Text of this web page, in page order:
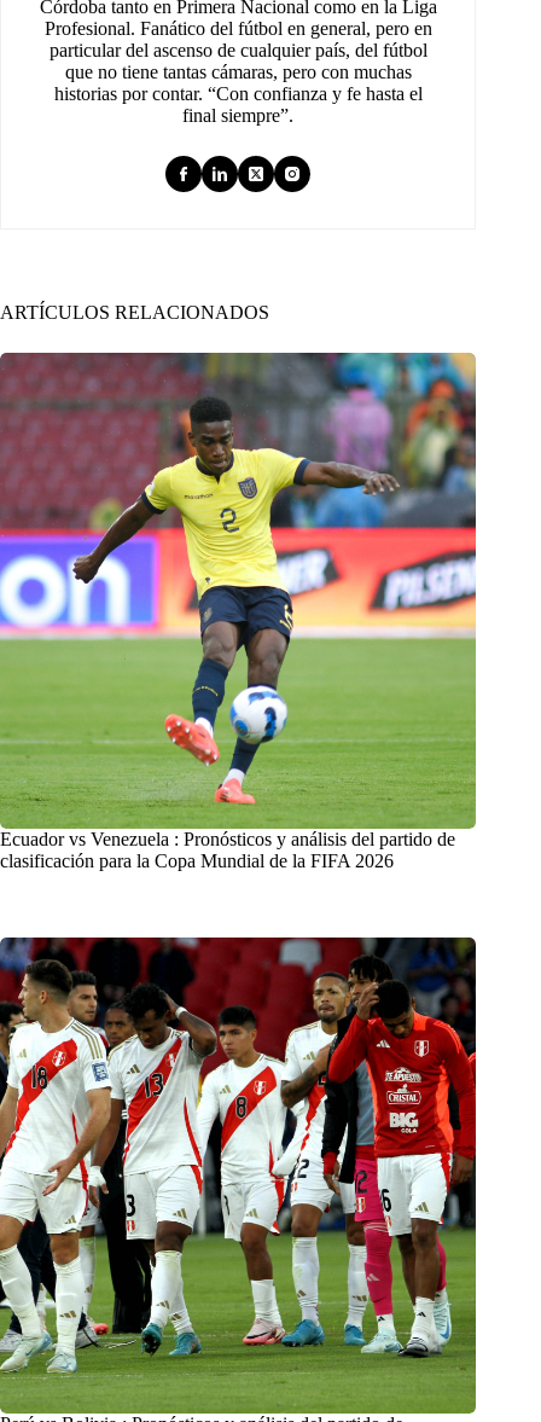
Córdoba tanto en Primera Nacional como en la Liga
Profesional. Fanático del fútbol en general, pero en
particular del ascenso de cualquier país, del fútbol
que no tiene tantas cámaras, pero con muchas
historias por contar. “Con confianza y fe hasta el
final siempre”.
ARTÍCULOS RELACIONADOS
Ecuador vs Venezuela : Pronósticos y análisis del partido de
clasificación para la Copa Mundial de la FIFA 2026